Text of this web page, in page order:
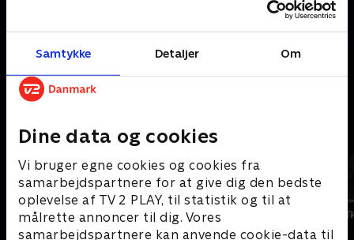
Samtykke Detaljer Om
Dine data og cookies
Vi bruger egne cookies og cookies fra
samarbejdspartnere for at give dig den bedste
oplevelse af TV 2 PLAY, til statistik og til at
målrette annoncer til dig. Vores
samarbejdspartnere kan anvende cookie-data til
søster, Tilly, overvældede far, Bill, og den livlige bedstemor, Alice.
Kræver tilkøb
Mere indhold fra Disney+